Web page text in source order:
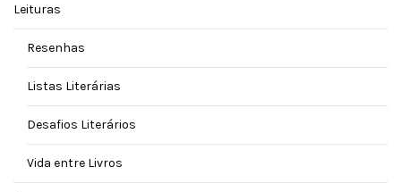
Leituras
Resenhas
Listas Literárias
Desafios Literários
Vida entre Livros